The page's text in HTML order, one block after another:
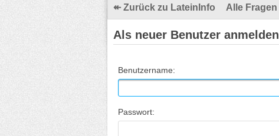
↞ Zurück zu LateinInfo Alle Fragen
Als neuer Benutzer anmelden
Benutzername:
Passwort: